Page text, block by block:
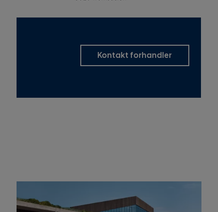
Kontakt forhandler